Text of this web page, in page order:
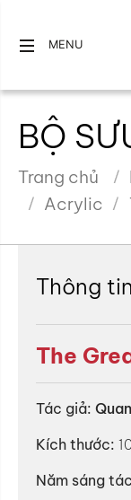
MENU
BỘ
Trang chủ
Acrylic
Thông
The
Tác giả:
Kích thước:
Năm sáng